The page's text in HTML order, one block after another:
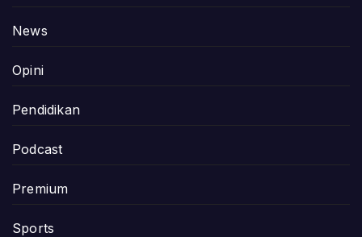
News
Opini
Pendidikan
Podcast
Premium
Sports